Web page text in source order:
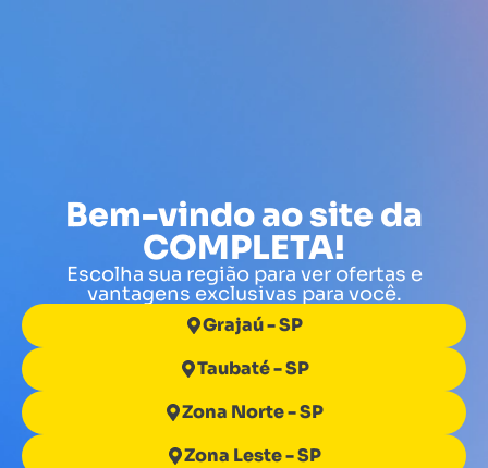
Bem-vindo ao site da
COMPLETA!
Escolha sua região para ver ofertas e
vantagens exclusivas para você.
Grajaú - SP
Taubaté - SP
Zona Norte - SP
Zona Leste - SP